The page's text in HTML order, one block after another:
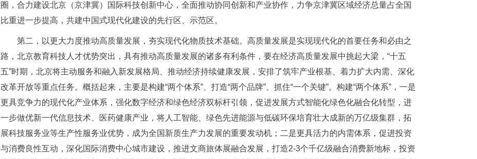
圈，合力建设北京（京津冀）国际科技创新中心，全面推动协同创新和产业协作，力争京津冀区域经济总量占全国
比重进一步提高，共建中国式现代化建设的先行区、示范区。
第二，以更大力度推动高质量发展，夯实现代化物质技术基础。高质量发展是实现现代化的首要任务和必由之
路，北京教育科技人才优势突出，具有推动高质量发展的诸多有利条件，要在经济高质量发展中挑起大梁，“十五
五”时期，北京将主动服务和融入新发展格局、推动经济持续健康发展，安排了筑牢产业根基、着力扩大内需、深化
改革开放等重点任务。概括起来，主要是构建“两个体系”、打造“两个品牌”、抓住“一个关键”。构建“两个体系”，一是
更具竞争力的现代化产业体系，强化数字经济和绿色经济双标杆引领，促进发展方式智能化绿色化融合化转型，进
一步做优新一代信息技术、医药健康产业，将人工智能、绿色先进能源与低碳环保培育壮大成新的万亿级集群，拓
展科技服务业等生产性服务业优势，成为全国新质生产力发展的重要发动机；二是更具活力的内需体系，促进投资
与消费良性互动，深化国际消费中心城市建设，推进文商旅体展融合发展，打造2-3个千亿级融合消费新地标，投资